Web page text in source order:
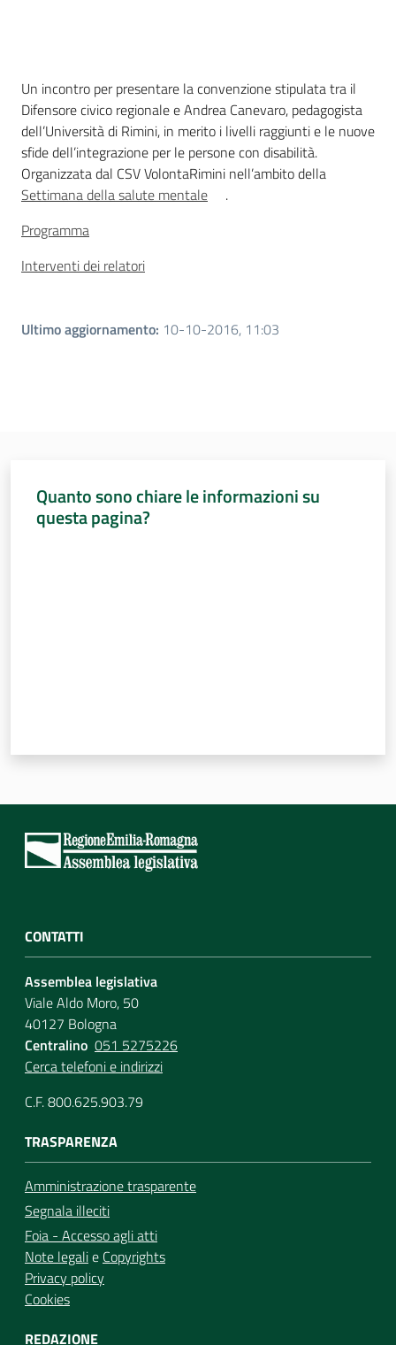
Introduzione
Un incontro per presentare la convenzione stipulata tra il
Difensore civico regionale e Andrea Canevaro, pedagogista
dell’Università di Rimini, in merito i livelli raggiunti e le nuove
sfide dell’integrazione per le persone con disabilità.
Organizzata dal CSV VolontaRimini nell’ambito della
Settimana della salute mentale
.
Programma
Interventi dei relatori
Ultimo aggiornamento: 10-10-2016, 11:03
Quanto sono chiare le informazioni su
questa pagina?
CONTATTI
Assemblea legislativa
Viale Aldo Moro, 50
40127 Bologna
Centralino 051 5275226
Cerca telefoni e indirizzi
C.F. 800.625.903.79
TRASPARENZA
Amministrazione trasparente
Segnala illeciti
Foia - Accesso agli atti
Note legalie Copyrights
Privacy policy
Cookies
REDAZIONE